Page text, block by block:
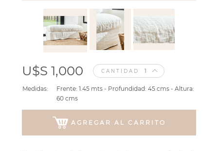
U$S 1,000 CANTIDAD
Medidas:
Frente: 1.45 mts - Profundidad: 45 cms - Altura:
60 cms
AGREGAR AL CARRITO